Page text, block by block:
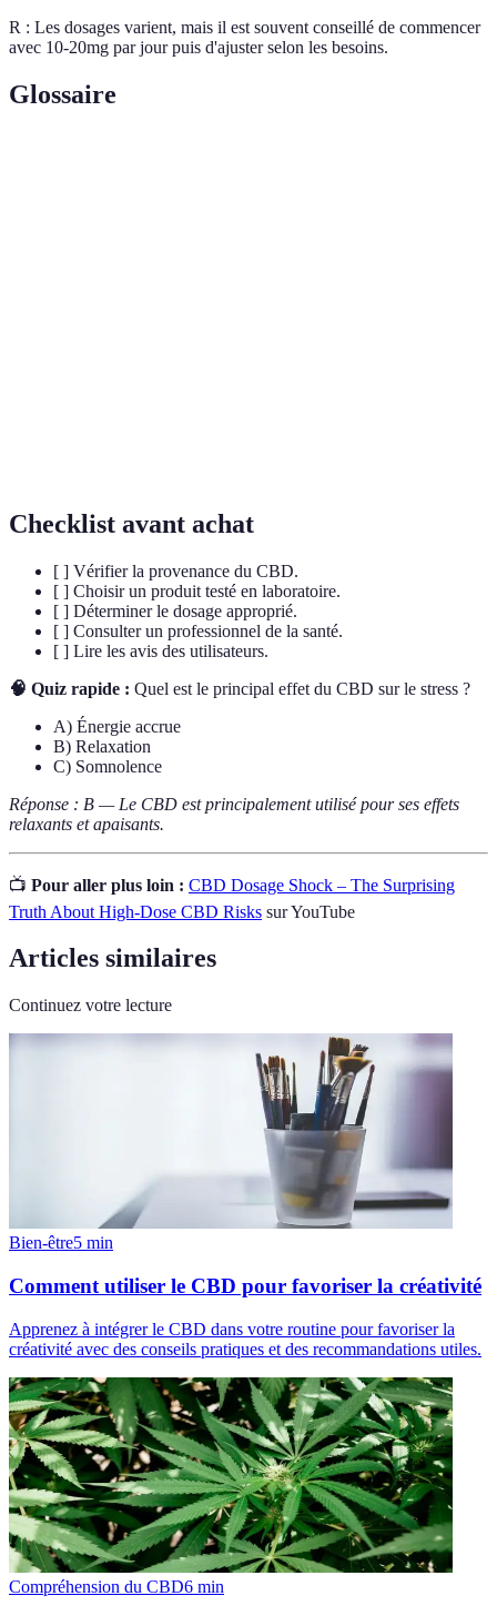
R : Les dosages varient, mais il est souvent conseillé de commencer
avec 10-20mg par jour puis d'ajuster selon les besoins.
Glossaire
Checklist avant achat
[ ] Vérifier la provenance du CBD.
[ ] Choisir un produit testé en laboratoire.
[ ] Déterminer le dosage approprié.
[ ] Consulter un professionnel de la santé.
[ ] Lire les avis des utilisateurs.
🧠 Quiz rapide : Quel est le principal effet du CBD sur le stress ?
A) Énergie accrue
B) Relaxation
C) Somnolence
Réponse : B — Le CBD est principalement utilisé pour ses effets
relaxants et apaisants.
📺 Pour aller plus loin : CBD Dosage Shock – The Surprising
Truth About High-Dose CBD Risks sur YouTube
Articles similaires
Continuez votre lecture
Bien-être5 min
Comment utiliser le CBD pour favoriser la créativité
Apprenez à intégrer le CBD dans votre routine pour favoriser la
créativité avec des conseils pratiques et des recommandations utiles.
Compréhension du CBD6 min